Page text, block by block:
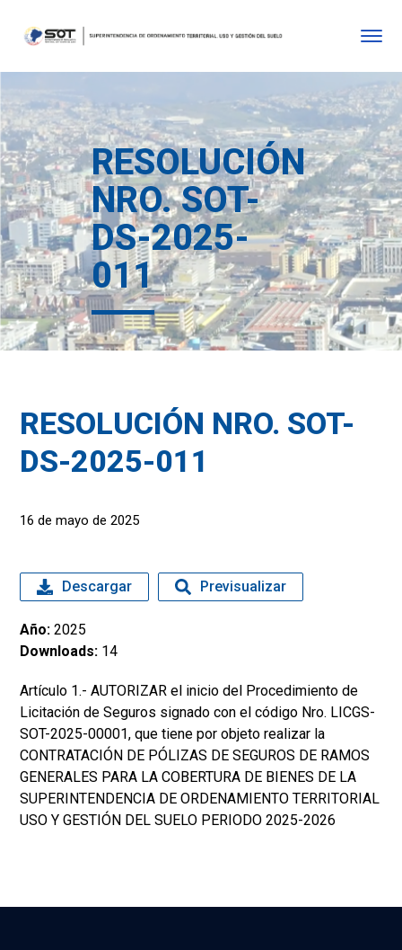
RESOLUCIÓN
NRO. SOT-
DS-2025-
011
RESOLUCIÓN NRO. SOT-
DS-2025-011
16 de mayo de 2025
Artículo 1.- AUTORIZAR el inicio del Procedimiento de
Licitación de Seguros signado con el código Nro. LICGS-
SOT-2025-00001, que tiene por objeto realizar la
CONTRATACIÓN DE PÓLIZAS DE SEGUROS DE RAMOS
GENERALES PARA LA COBERTURA DE BIENES DE LA
SUPERINTENDENCIA DE ORDENAMIENTO TERRITORIAL
USO Y GESTIÓN DEL SUELO PERIODO 2025-2026
Descargar Previsualizar
Año: 2025
Downloads: 14